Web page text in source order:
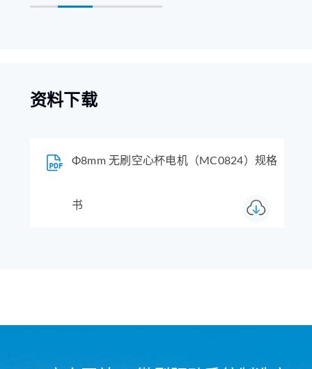
资料下载
Φ8mm 无刷空心杯电机（MC0824）规格
书